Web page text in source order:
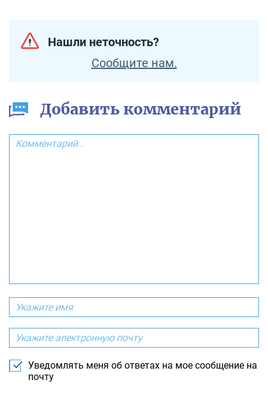
Нашли неточность?
Сообщите нам.
Добавить комментарий
Уведомлять меня об ответах на мое сообщение на
почту